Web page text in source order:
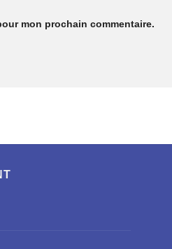
mon prochain commentaire.